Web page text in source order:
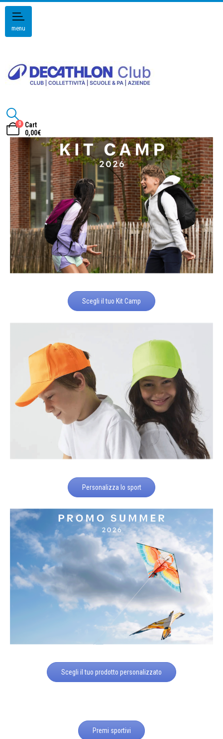
menu
0
Cart
0,00€
Scegli il tuo Kit Camp
Personalizza lo sport
Scegli il tuo prodotto personalizzato
Premi sportivi